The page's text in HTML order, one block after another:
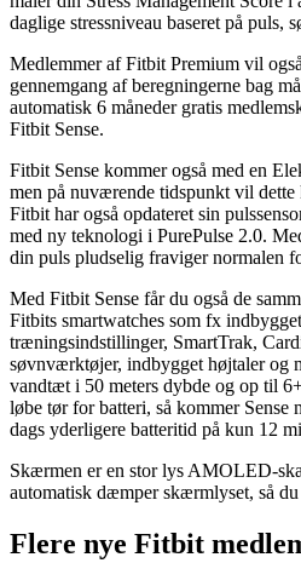
daglige stressniveau baseret på puls,
Medlemmer af Fitbit Premium vil
gennemgang af beregningerne bag
automatisk 6 måneder gratis
Fitbit Sense.
Fitbit Sense kommer også med en
men på nuværende tidspunkt vil
Fitbit har også opdateret sin
med ny teknologi i PurePulse 2.0.
din puls pludselig fraviger normalen
Med Fitbit Sense får du også de
Fitbits smartwatches som fx
træningsindstillinger, SmartTrak,
søvnværktøjer, indbygget højtaler og
vandtæt i 50 meters dybde og op til
løbe tør for batteri, så kommer Sense
dags yderligere batteritid på kun 12
Skærmen er en stor lys AMOLED-
automatisk dæmper skærmlyset, så du
Flere nye Fitbit